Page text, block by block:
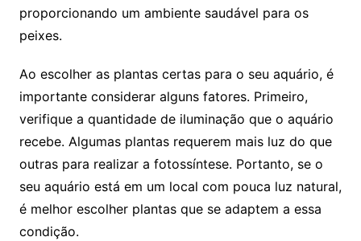
proporcionando um ambiente saudável para ​os
peixes.
Ao escolher ⁣as plantas ⁣certas ⁣para o seu⁤ aquário, é
‍importante considerar​ alguns fatores. Primeiro,
verifique a quantidade de iluminação que o aquário
recebe. Algumas plantas‌ requerem mais luz do que‍
outras para realizar a fotossíntese. Portanto, se ⁣o
seu aquário está em um local com pouca luz natural,
é‌ melhor escolher plantas que se adaptem a essa
condição.